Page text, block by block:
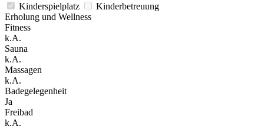
Kinderspielplatz
Kinderbetreuung
Erholung und Wellness
Fitness
k.A.
Sauna
k.A.
Massagen
k.A.
Badegelegenheit
Ja
Freibad
k.A.